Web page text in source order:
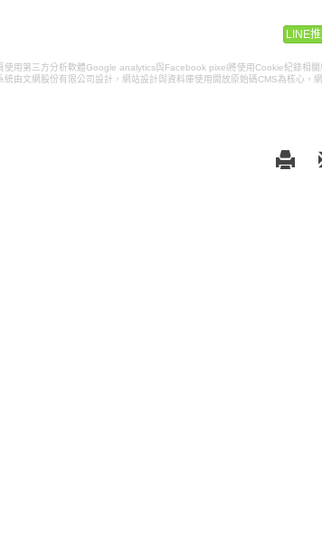
LINE
使用第三方分析軟體Google analytics與Facebook pixel將使用Cookie紀錄相
統由文網股份有限公司設計， 網站設計與資料庫使用開放原始碼CMS為核心，